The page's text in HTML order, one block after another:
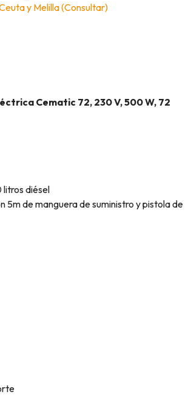
y Melilla (Consultar)
Cematic 72, 230 V, 500 W, 72
diésel
de manguera de suministro y pistola de